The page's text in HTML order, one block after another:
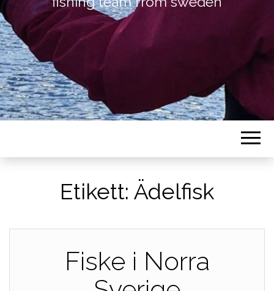
Etikett: Ädelfisk
Fiske i Norra